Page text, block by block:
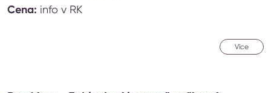
Cena: info v RK
Více